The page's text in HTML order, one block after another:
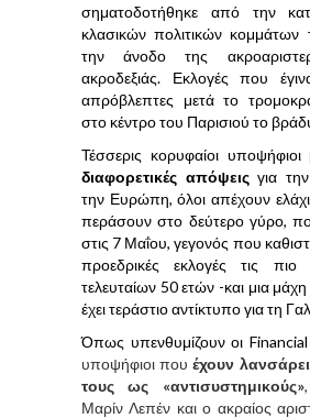
σηματοδοτήθηκε από την
κλασικών πολιτικών κομμάτων
την άνοδο της
ακροδεξιάς. Εκλογές που
απρόβλεπτες μετά το
στο κέντρο του Παρισιού το
Τέσσερις κορυφαίοι υποψήφιοι
διαφορετικές απόψειςγια την
την Ευρώπη, όλοι απέχουν
περάσουν στο δεύτερο γύρο,
στις 7 Μαΐου, γεγονός που
προεδρικές εκλογές τις πιο
τελευταίων 50 ετών -και μια
έχει τεράστιο αντίκτυπο για τη
Όπως υπενθυμίζουν οι
υποψήφιοι πουέχουν
τους ως «αντισυστημικούς»
Μαρίν Λεπέν και ο ακραίος